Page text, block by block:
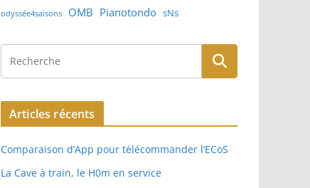
odyssée4saisons OMB Pianotondo sNs
Articles récents
Comparaison d’App pour télécommander l’ECoS
La Cave à train, le H0m en service